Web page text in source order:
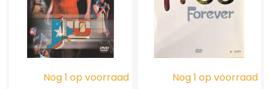
Nog 1 op voorraad Nog 1 op voorraad